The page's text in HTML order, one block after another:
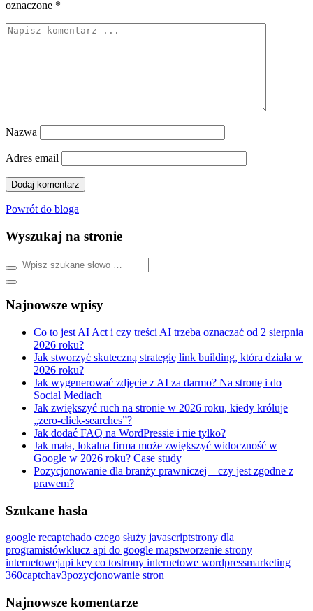
oznaczone *
Nazwa
Adres email
Powrót do bloga
Wyszukaj na stronie
Najnowsze wpisy
Co to jest AI Act i czy treści AI trzeba oznaczać od 2 sierpnia
2026 roku?
Jak stworzyć skuteczną strategię link building, która działa w
2026 roku?
Jak wygenerować zdjęcie z AI za darmo? Na stronę i do
Social Mediach
Jak zwiększyć ruch na stronie w 2026 roku, kiedy króluje
„zero-click-searches”?
Jak dodać FAQ na WordPressie i nie tylko?
Jak mała, lokalna firma może zwiększyć widoczność w
Google w 2026 roku? Case study
Pozycjonowanie dla branży prawniczej – czy jest zgodne z
prawem?
Szukane hasła
google recaptchado czego służy javascriptstrony dla
programistówklucz api do google mapstworzenie strony
internetowejapi key co tostrony internetowe wordpressmarketing
360captchav3pozycjonowanie stron
Najnowsze komentarze